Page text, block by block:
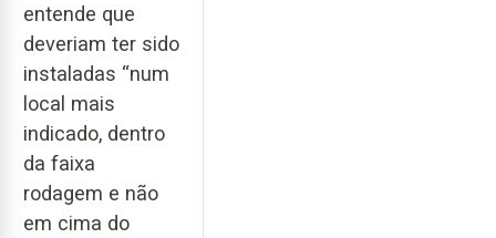
entende que
deveriam ter sido
instaladas “num
local mais
indicado, dentro
da faixa
rodagem e não
em cima do